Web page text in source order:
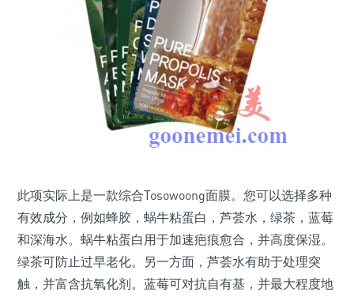
此项实际上是一款综合Tosowoong面膜。您可以选择多种
有效成分，例如蜂胶，蜗牛粘蛋白，芦荟水，绿茶，蓝莓
和深海水。蜗牛粘蛋白用于加速疤痕愈合，并高度保湿。
绿茶可防止过早老化。另一方面，芦荟水有助于处理突
触，并富含抗氧化剂。蓝莓可对抗自有基，并最大程度地